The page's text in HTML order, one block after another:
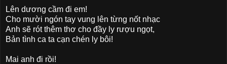
Lên dương cầm đi em!
Cho mười ngón tay vung lên từng nốt nhạc
Anh sẽ rót thêm thơ cho đầy ly rượu ngọt,
Bản tình ca ta cạn chén ly bôi!
Mai anh đi rồi!